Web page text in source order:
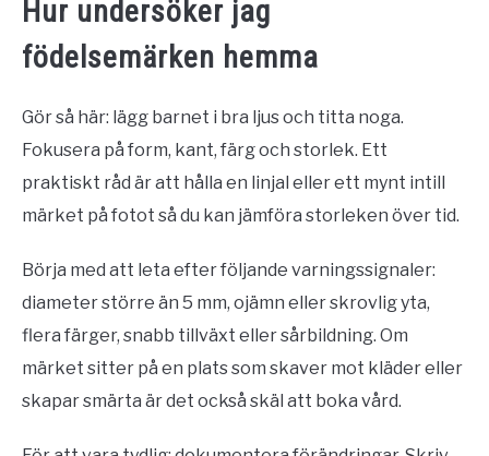
Hur undersöker jag
födelsemärken hemma
Gör så här: lägg barnet i bra ljus och titta noga.
Fokusera på form, kant, färg och storlek. Ett
praktiskt råd är att hålla en linjal eller ett mynt intill
märket på fotot så du kan jämföra storleken över tid.
Börja med att leta efter följande varningssignaler:
diameter större än 5 mm, ojämn eller skrovlig yta,
flera färger, snabb tillväxt eller sårbildning. Om
märket sitter på en plats som skaver mot kläder eller
skapar smärta är det också skäl att boka vård.